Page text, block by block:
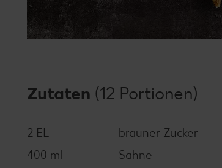
Zutaten (12 Portionen)
2 EL
brauner Zucker
400 ml
Sahne